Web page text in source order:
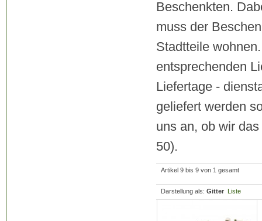
Beschenkten.
muss der
Stadtteile
entsprechenden
Liefertage -
geliefert werden
uns an, ob wir
50).
Artikel 9 bis 9 von 1 gesamt
Darstellung als: Gitter Liste